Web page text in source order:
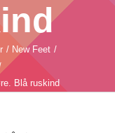
New Feet
Blå ruskind